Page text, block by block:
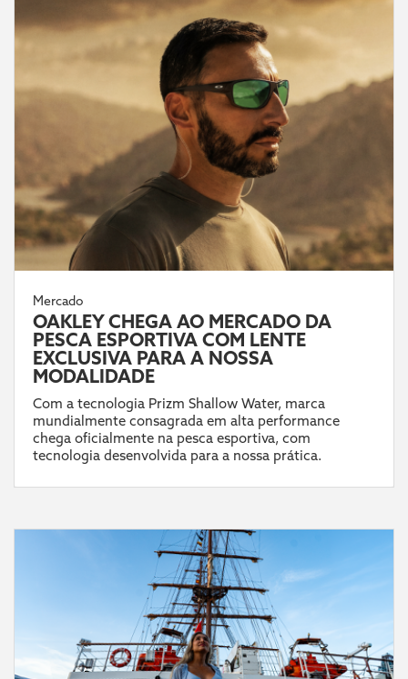
Mercado
OAKLEY CHEGA AO MERCADO DA
PESCA ESPORTIVA COM LENTE
EXCLUSIVA PARA A NOSSA
MODALIDADE
Com a tecnologia Prizm Shallow Water, marca
mundialmente consagrada em alta performance
chega oficialmente na pesca esportiva, com
tecnologia desenvolvida para a nossa prática.